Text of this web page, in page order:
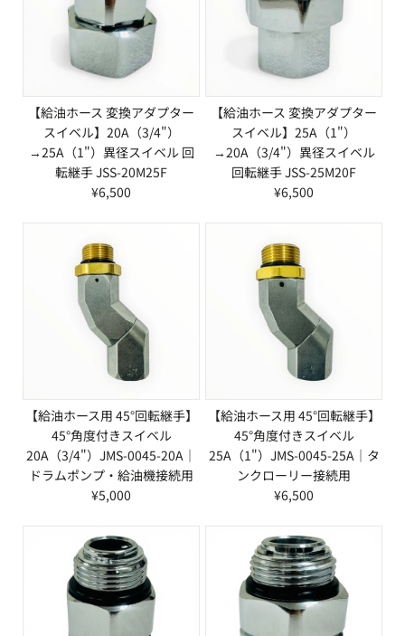
【給油ホース 変換アダプター
スイベル】20A（3/4"）
→25A（1"）異径スイベル 回
転継手 JSS-20M25F
¥6,500
【給油ホース 変換アダプター
スイベル】25A（1"）
→20A（3/4"）異径スイベル
回転継手 JSS-25M20F
¥6,500
【給油ホース用 45°回転継手】
45°角度付きスイベル
20A（3/4"）JMS-0045-20A｜
ドラムポンプ・給油機接続用
¥5,000
【給油ホース用 45°回転継手】
45°角度付きスイベル
25A（1"）JMS-0045-25A｜タ
ンクローリー接続用
¥6,500